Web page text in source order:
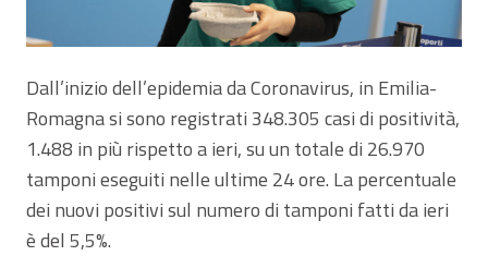
Dall’inizio dell’epidemia da Coronavirus, in Emilia-
Romagna si sono registrati 348.305 casi di positività,
1.488 in più rispetto a ieri, su un totale di 26.970
tamponi eseguiti nelle ultime 24 ore. La percentuale
dei nuovi positivi sul numero di tamponi fatti da ieri
è del 5,5%.